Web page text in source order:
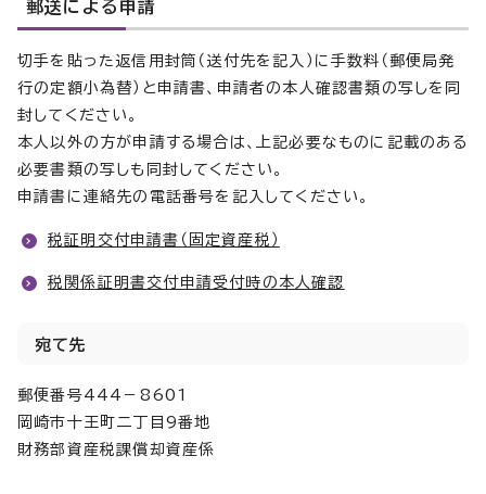
郵送による申請
切手を貼った返信用封筒（送付先を記入）に手数料（郵便局発
行の定額小為替）と申請書、申請者の本人確認書類の写しを同
封してください。
本人以外の方が申請する場合は、上記必要なものに記載のある
必要書類の写しも同封してください。
申請書に連絡先の電話番号を記入してください。
税証明交付申請書（固定資産税）
税関係証明書交付申請受付時の本人確認
宛て先
郵便番号444－8601
岡崎市十王町二丁目9番地
財務部資産税課償却資産係